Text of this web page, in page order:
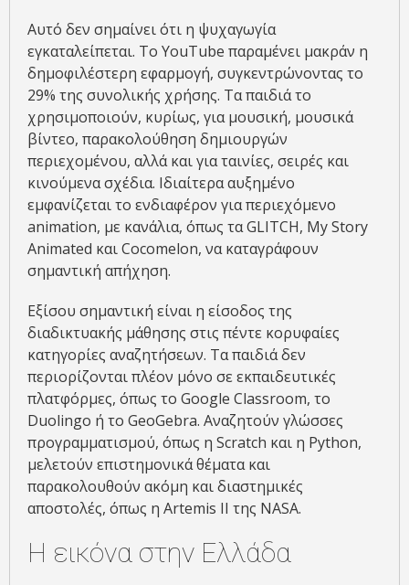
Αυτό δεν σημαίνει ότι η ψυχαγωγία
εγκαταλείπεται. Το YouTube παραμένει μακράν η
δημοφιλέστερη εφαρμογή, συγκεντρώνοντας το
29% της συνολικής χρήσης. Τα παιδιά το
χρησιμοποιούν, κυρίως, για μουσική, μουσικά
βίντεο, παρακολούθηση δημιουργών
περιεχομένου, αλλά και για ταινίες, σειρές και
κινούμενα σχέδια. Ιδιαίτερα αυξημένο
εμφανίζεται το ενδιαφέρον για περιεχόμενο
animation, με κανάλια, όπως τα GLITCH, My Story
Animated και Cocomelon, να καταγράφουν
σημαντική απήχηση.
Εξίσου σημαντική είναι η είσοδος της
διαδικτυακής μάθησης στις πέντε κορυφαίες
κατηγορίες αναζητήσεων. Τα παιδιά δεν
περιορίζονται πλέον μόνο σε εκπαιδευτικές
πλατφόρμες, όπως το Google Classroom, το
Duolingo ή το GeoGebra. Αναζητούν γλώσσες
προγραμματισμού, όπως η Scratch και η Python,
μελετούν επιστημονικά θέματα και
παρακολουθούν ακόμη και διαστημικές
αποστολές, όπως η Artemis II της NASA.
Η εικόνα στην Ελλάδα